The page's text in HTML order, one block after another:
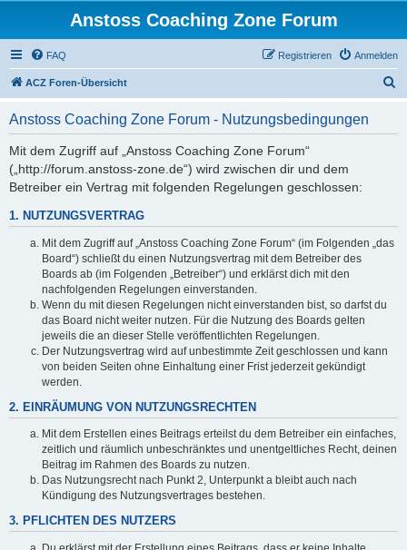
Anstoss Coaching Zone Forum
FAQ Anmelden
Registrieren
ACZ Foren-Übersicht
Anstoss Coaching Zone Forum - Nutzungsbedingungen
Mit dem Zugriff auf „Anstoss Coaching Zone Forum“
(„http://forum.anstoss-zone.de“) wird zwischen dir und dem
Betreiber ein Vertrag mit folgenden Regelungen geschlossen:
1. NUTZUNGSVERTRAG
Mit dem Zugriff auf „Anstoss Coaching Zone Forum“ (im Folgenden „das
Board“) schließt du einen Nutzungsvertrag mit dem Betreiber des
Boards ab (im Folgenden „Betreiber“) und erklärst dich mit den
nachfolgenden Regelungen einverstanden.
Wenn du mit diesen Regelungen nicht einverstanden bist, so darfst du
das Board nicht weiter nutzen. Für die Nutzung des Boards gelten
jeweils die an dieser Stelle veröffentlichten Regelungen.
Der Nutzungsvertrag wird auf unbestimmte Zeit geschlossen und kann
von beiden Seiten ohne Einhaltung einer Frist jederzeit gekündigt
werden.
2. EINRÄUMUNG VON NUTZUNGSRECHTEN
Mit dem Erstellen eines Beitrags erteilst du dem Betreiber ein einfaches,
zeitlich und räumlich unbeschränktes und unentgeltliches Recht, deinen
Beitrag im Rahmen des Boards zu nutzen.
Das Nutzungsrecht nach Punkt 2, Unterpunkt a bleibt auch nach
Kündigung des Nutzungsvertrages bestehen.
3. PFLICHTEN DES NUTZERS